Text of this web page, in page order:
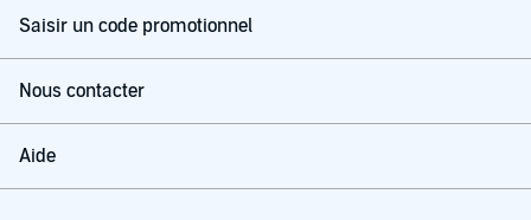
Saisir un code promotionnel
Nous contacter
Aide